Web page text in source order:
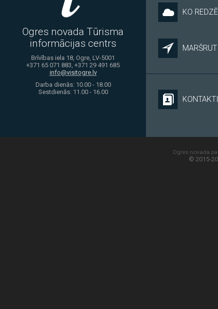
Ogres novada Tūrisma
informācijas centrs
Brīvības iela 18, Ogre, LV-5001
+371 65 071 883, +371 29 491 685
info@visitogre.lv
Darba dienās: 10.00 - 18.00
Sestdienās: 11.00 - 16.00
KO
KONTAKTI
Ogres novada
© 2015-